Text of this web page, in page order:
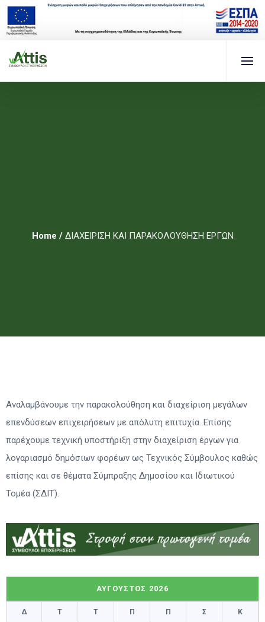
Home / ΔΙΑΧΕΙΡΙΣΗ ΚΑΙ ΠΑΡΑΚΟΛΟΥΘΗΣΗ ΕΡΓΩΝ
Αναλαμβάνουμε την παρακολούθηση και διαχείριση μεγάλων
επενδύσεων επιχειρήσεων με απόλυτη επιτυχία. Επίσης
παρέχουμε τεχνική υποστήριξη στην διαχείριση έργων για
λογαριασμό δημόσιων φορέων ως Τεχνικός Σύμβουλος καθώς
επίσης και σε θέματα Σύμπραξης Δημοσίου και Ιδιωτικού
Τομέα (ΣΔΙΤ).
ΑΎΓΟΥΣΤΟΣ 2026
Δ Τ Τ Π Π Σ Κ